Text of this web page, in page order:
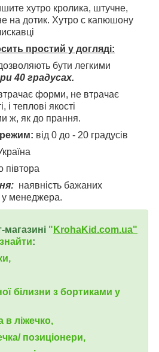
хутро кролика, штучне,
на дотик. Хутро с капюшону
простий у догляді:
бути легкими
40 градусах.
форми, не втрачає
і теплові якості
ж, як до прання.
від 0 до - 20 градусів
півтора
наявність бажаних
у менеджера.
магазині " KrohaKid.com.ua"
знайти:
білизни з бортиками у
в ліжечко,
позиціонери,